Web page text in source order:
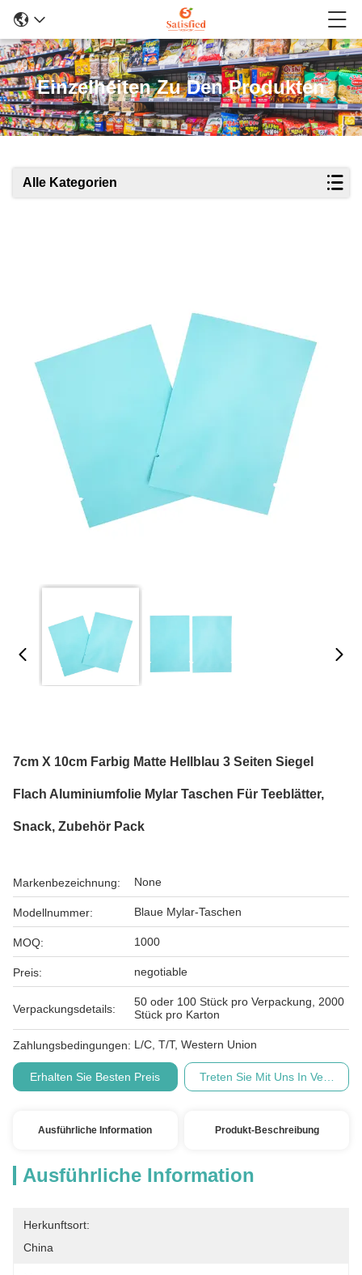
Einzelheiten Zu Den Produkten
Alle Kategorien
7cm X 10cm Farbig Matte Hellblau 3 Seiten Siegel
Flach Aluminiumfolie Mylar Taschen Für Teeblätter,
Snack, Zubehör Pack
Markenbezeichnung: None
Modellnummer: Blaue Mylar-Taschen
MOQ: 1000
Preis: negotiable
Verpackungsdetails:
50 oder 100 Stück pro Verpackung, 2000
Stück pro Karton
Zahlungsbedingungen: L/C, T/T, Western Union
Erhalten Sie Besten Preis Treten Sie Mit Uns In
Ausführliche Information Produkt-Beschreibung
Ausführliche Information
Herkunftsort:
China